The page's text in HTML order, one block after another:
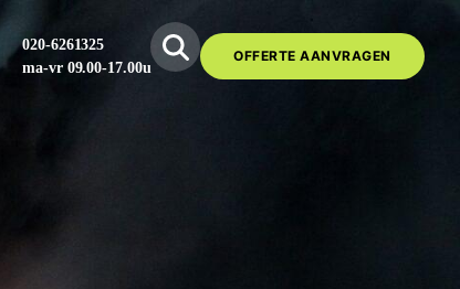
020-6261325
ma-vr 09.00-17.00u
OFFERTE AANVRAGEN